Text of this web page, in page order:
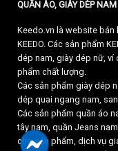
QUẦN ÁO, GIÀY DÉP
Keedo.vn là website bán
KEEDO. Các sản phẩm
dép nam, giày dép nữ, ví
phẩm chất lượng.
Các sản phẩm giày dép
dép quai ngang nam,
Các sản phẩm quần áo
tây nam, quần Jeans
cho sản phẩm, dịch vụ